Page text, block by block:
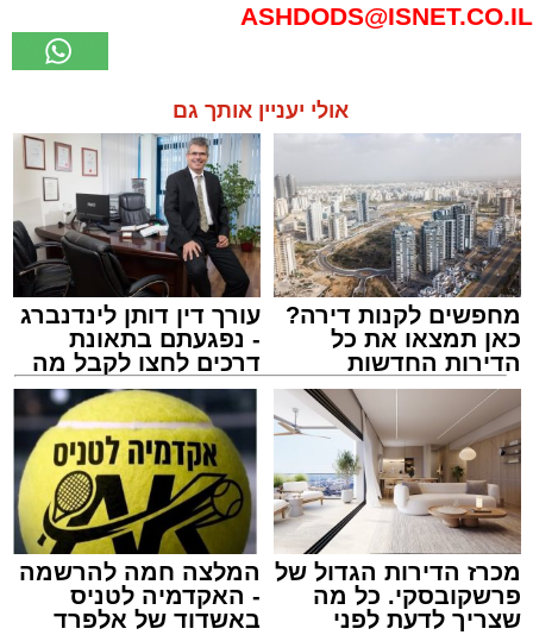
ASHDODS@ISNET.CO.IL
אולי יעניין אותך גם
מחפשים לקנות דירה?
כאן תמצאו את כל
הדירות החדשות
למכירה באשדוד >>>
עורך דין דותן לינדנברג
- נפגעתם בתאונת
דרכים לחצו לקבל מה
שמגיע לכם
מכרז הדירות הגדול של
פרשקובסקי. כל מה
שצריך לדעת לפני
המלצה חמה להרשמה
- האקדמיה לטניס
באשדוד של אלפרד